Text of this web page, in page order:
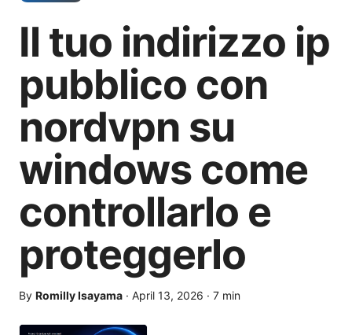
Il tuo indirizzo ip
pubblico con
nordvpn su
windows come
controllarlo e
proteggerlo
By Romilly Isayama · April 13, 2026 · 7 min